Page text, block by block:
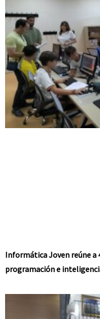
Informática Joven reúne a
programación e